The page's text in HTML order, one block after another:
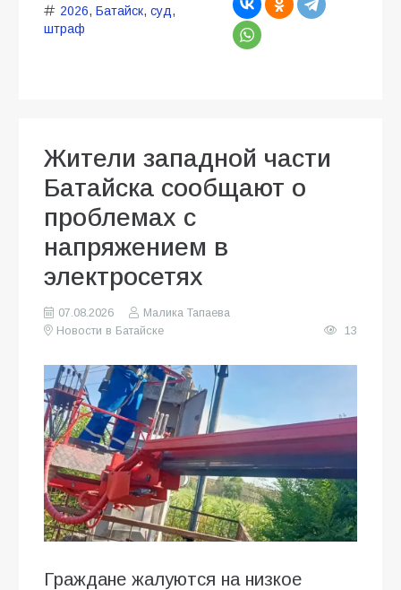
2026, Батайск, суд,
штраф
Жители западной части
Батайска сообщают о
проблемах с
напряжением в
электросетях
07.08.2026
Малика Тапаева
Новости в Батайске
13
Граждане жалуются на низкое